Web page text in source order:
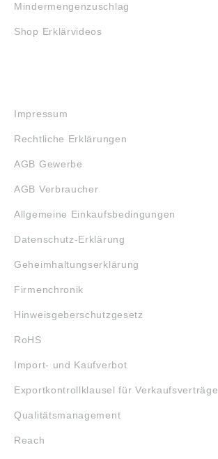
Mindermengenzuschlag
Shop Erklärvideos
Impressum
Rechtliche Erklärungen
AGB Gewerbe
AGB Verbraucher
Allgemeine Einkaufsbedingungen
Datenschutz-Erklärung
Geheimhaltungserklärung
Firmenchronik
Hinweisgeberschutzgesetz
RoHS
Import- und Kaufverbot
Exportkontrollklausel für Verkaufsverträge
Qualitätsmanagement
Reach